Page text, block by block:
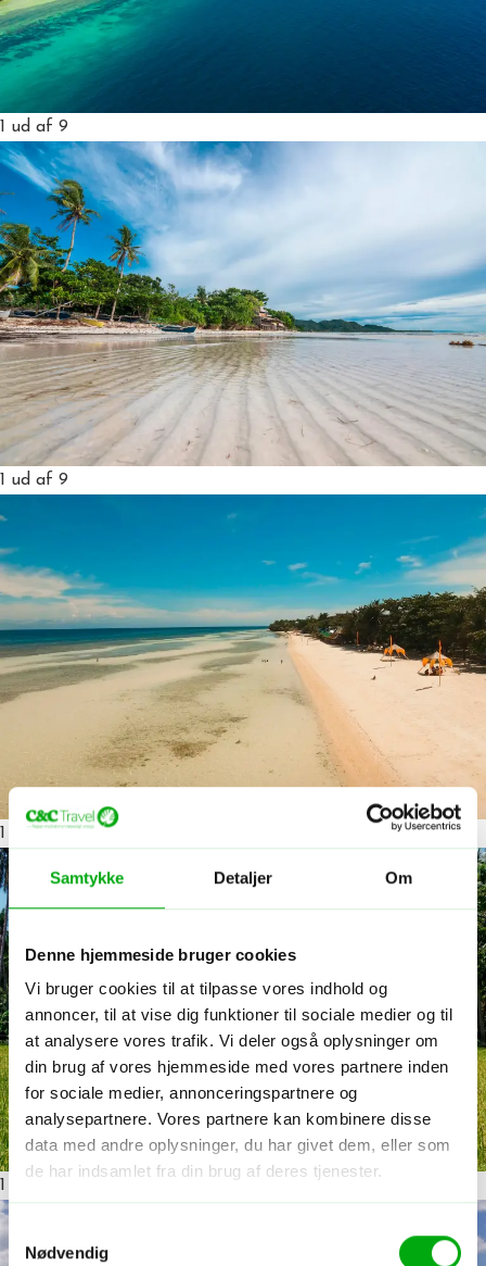
Samtykke Detaljer Om
Denne hjemmeside bruger cookies
Vi bruger cookies til at tilpasse vores indhold og
annoncer, til at vise dig funktioner til sociale medier og til
at analysere vores trafik. Vi deler også oplysninger om
din brug af vores hjemmeside med vores partnere inden
for sociale medier, annonceringspartnere og
analysepartnere. Vores partnere kan kombinere disse
data med andre oplysninger, du har givet dem, eller som
de har indsamlet fra din brug af deres tjenester.
Samtykkevalg
Nødvendig
1 ud af 9
1 ud af 9
1 ud af 9
1